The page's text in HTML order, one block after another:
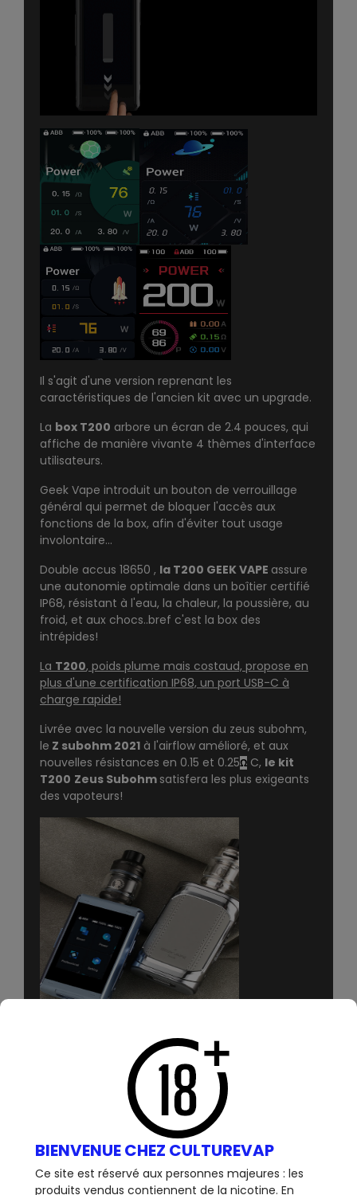
BIENVENUE CHEZ CULTUREVAP
Ce site est réservé aux personnes majeures : les
produits vendus contiennent de la nicotine. En
Il s'agit d'une version reprenant les
caractéristiques de l'ancien kit avec un upgrade.
La box T200 arbore un écran de 2.4 pouces, qui
affiche de manière vivante 4 thèmes d'interface
utilisateurs.
Geek Vape introduit un bouton de verrouillage
général qui permet de bloquer l'accès aux
fonctions de la box, afin d'éviter tout usage
involontaire...
Double accus 18650 , la T200 GEEK VAPE assure
une autonomie optimale dans un boîtier certifié
IP68, résistant à l'eau, la chaleur, la poussière, au
froid, et aux chocs..bref c'est la box des
intrépides!
La T200, poids plume mais costaud, propose en
plus d'une certification IP68, un port USB-C à
charge rapide!
Livrée avec la nouvelle version du zeus subohm,
le Z subohm 2021 à l'airflow amélioré, et aux
nouvelles résistances en 0.15 et 0.25Ω C, le kit
T200 Zeus Subohm satisfera les plus exigeants
des vapoteurs!